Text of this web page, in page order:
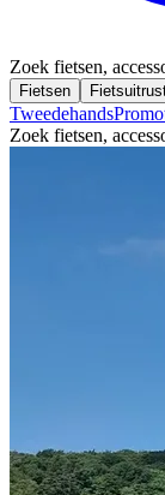
Zoek fietsen,
Fietsen
Tweedehands
Zoek fietsen,